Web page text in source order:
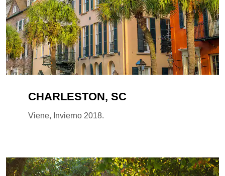
CHARLESTON, SC
Viene, Invierno 2018.